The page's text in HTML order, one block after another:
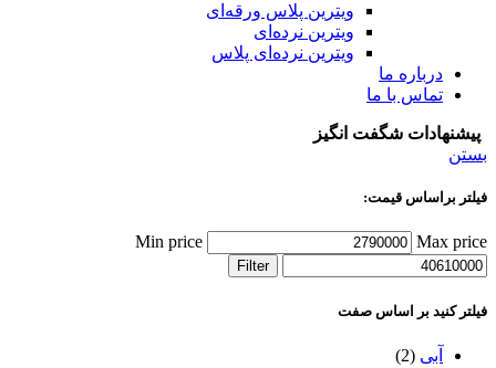
ویترین پلاس ورقه‌ای
ویترین نرده‌ای
ویترین نرده‌ای پلاس
درباره ما
تماس با ما
پیشنهادات شگفت انگیز
بستن
فیلتر براساس قیمت:
Min price Max price
Filter
فیلتر کنید بر اساس صفت
آبی (2)